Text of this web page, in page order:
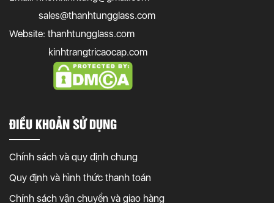
sales@thanhtungglass.com
Website: thanhtungglass.com
kinhtrangtricaocap.com
ĐIỀU KHOẢN SỬ DỤNG
Chính sách và quy định chung
Quy định và hình thức thanh toán
Chính sách vận chuyển và giao hàng